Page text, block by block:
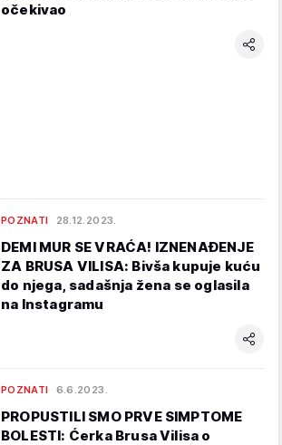
očekivao
POZNATI 28.12.2023.
DEMI MUR SE VRAĆA! IZNENAĐENJE
ZA BRUSA VILISA: Bivša kupuje kuću
do njega, sadašnja žena se oglasila
na Instagramu
POZNATI 6.6.2023.
PROPUSTILI SMO PRVE SIMPTOME
BOLESTI: Ćerka Brusa Vilisa o